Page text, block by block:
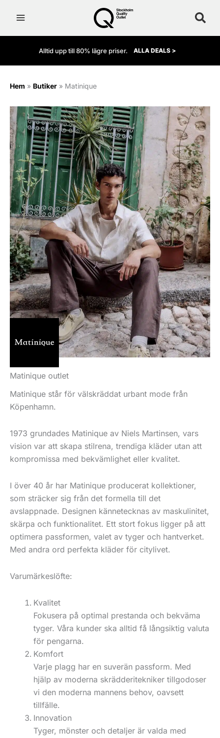
Alltid upp till 80% lägre priser. ALLA DEALS >
Hem » Butiker » Matinique
Matinique outlet
Matinique står för välskräddat urbant mode från
Köpenhamn.
1973 grundades Matinique av Niels Martinsen, vars
vision var att skapa stilrena, trendiga kläder utan att
kompromissa med bekvämlighet eller kvalitet.
I över 40 år har Matinique producerat kollektioner,
som sträcker sig från det formella till det
avslappnade. Designen kännetecknas av maskulinitet,
skärpa och funktionalitet. Ett stort fokus ligger på att
optimera passformen, valet av tyger och hantverket.
Med andra ord perfekta kläder för citylivet.
Varumärkeslöfte:
Kvalitet
Fokusera på optimal prestanda och bekväma
tyger. Våra kunder ska alltid få långsiktig valuta
för pengarna.
Komfort
Varje plagg har en suverän passform. Med
hjälp av moderna skrädderitekniker tillgodoser
vi den moderna mannens behov, oavsett
tillfälle.
Innovation
Tyger, mönster och detaljer är valda med